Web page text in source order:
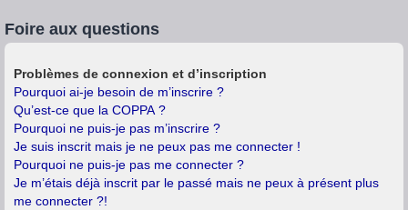
Foire aux questions
Problèmes de connexion et d’inscription
Pourquoi ai-je besoin de m’inscrire ?
Qu’est-ce que la COPPA ?
Pourquoi ne puis-je pas m’inscrire ?
Je suis inscrit mais je ne peux pas me connecter !
Pourquoi ne puis-je pas me connecter ?
Je m’étais déjà inscrit par le passé mais ne peux à présent plus
me connecter ?!